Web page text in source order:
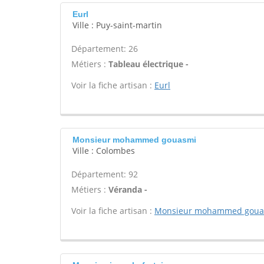
Eurl
Ville : Puy-saint-martin
Département: 26
Métiers : Tableau électrique -
Voir la fiche artisan : Eurl
Monsieur mohammed gouasmi
Ville : Colombes
Département: 92
Métiers : Véranda -
Voir la fiche artisan : Monsieur mohammed